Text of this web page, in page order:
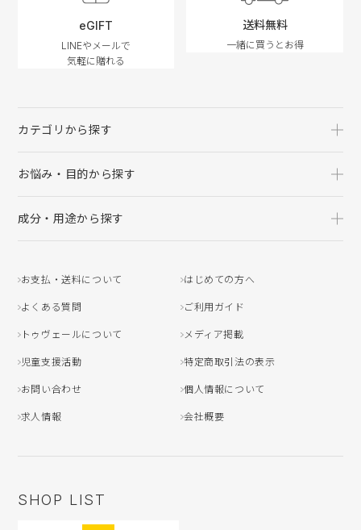
eGIFT
LINEやメールで
気軽に贈れる
送料無料
一緒に買うとお得
カテゴリから探す
お悩み・目的から探す
成分・用途から探す
お支払・送料について はじめての方へ
よくある質問 ご利用ガイド
トゥヴェールについて メディア掲載
児童支援活動 特定商取引法の表示
お問い合わせ 個人情報について
求人情報 会社概要
SHOP LIST